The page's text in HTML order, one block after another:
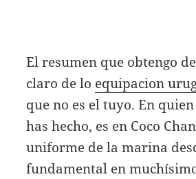
El resumen que obtengo
claro de lo equipacion
que no es el tuyo. En
has hecho, es en Coco
uniforme de la marina
fundamental en